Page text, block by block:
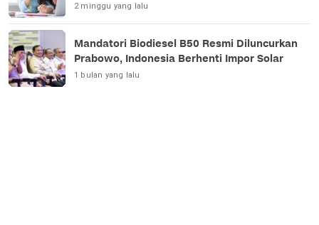
2 minggu yang lalu
Mandatori Biodiesel B50 Resmi Diluncurkan
Prabowo, Indonesia Berhenti Impor Solar
1 bulan yang lalu